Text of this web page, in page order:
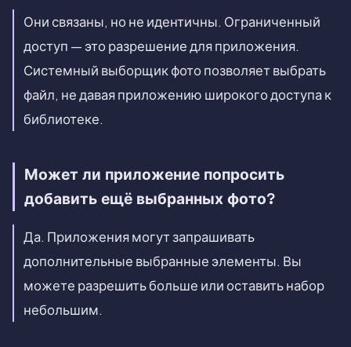
Они связаны, но не идентичны. Ограниченный
доступ — это разрешение для приложения.
Системный выборщик фото позволяет выбрать
файл, не давая приложению широкого доступа к
библиотеке.
Может ли приложение попросить
добавить ещё выбранных фото?
Да. Приложения могут запрашивать
дополнительные выбранные элементы. Вы
можете разрешить больше или оставить набор
небольшим.